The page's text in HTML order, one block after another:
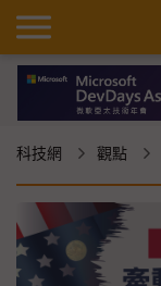
科技網 觀點